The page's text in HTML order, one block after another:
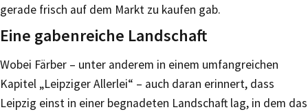
gerade frisch auf dem Markt zu kaufen gab.
Eine gabenreiche Landschaft
Wobei Färber – unter anderem in einem umfangreichen
Kapitel „Leipziger Allerlei“ – auch daran erinnert, dass
Leipzig einst in einer begnadeten Landschaft lag, in dem das